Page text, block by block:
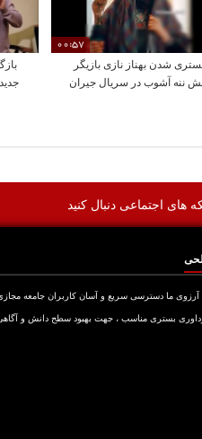
00:57
شدن بهناز نازی بازیگر
ننه آشوب در سریال جیران
های اجتماعی دنبال کنید
آرزوی ما دسترسی سریع و آسان کاربران جامعه
بستری مناسب ، جهت بهبود سطح دانش و